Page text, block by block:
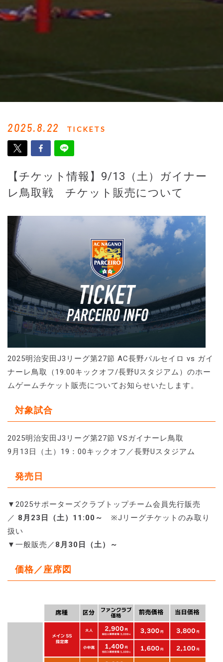
2025.8.22 TICKETS
【チケット情報】9/13（土）ガイナー
レ鳥取戦 チケット販売について
2025明治安田J3リーグ第27節 AC長野パルセイロ vs ガイ
ナーレ鳥取（19:00キックオフ/長野Uスタジアム）のホー
ムゲームチケット販売についてお知らせいたします。
対象試合
2025明治安田J3リーグ第27節 VSガイナーレ鳥取
9月13日（土）19：00キックオフ／長野Uスタジアム
発売日
▼2025サポーターズクラブトップチーム会員先行販売
／ 8月23日（土）11:00～
※Jリーグチケットのみ取り
扱い
▼一般販売／ 8月30日（土）～
価格／座席図